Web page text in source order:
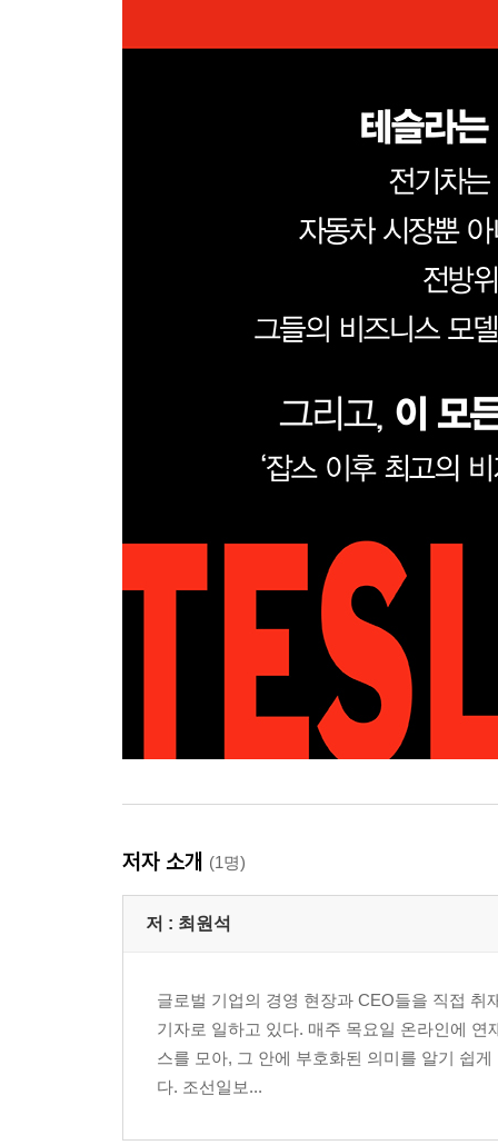
저자 소개 (1명)
저 : 최원석
글로벌 기업의 경영 현장과 CEO들을 직접
기자로 일하고 있다. 매주 목요일 온라인에 연
스를 모아, 그 안에 부호화된 의미를 알기 쉽
다. 조선일보...